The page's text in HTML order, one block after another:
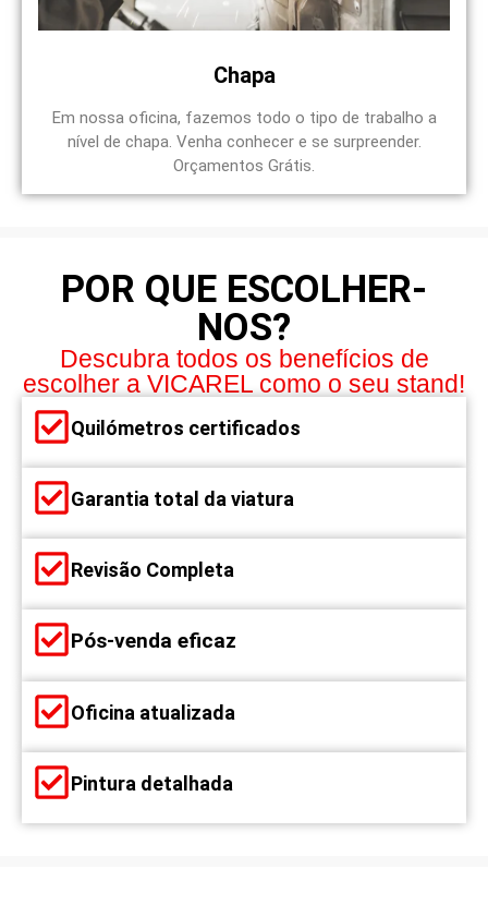
Chapa
Em nossa oficina, fazemos todo o tipo de trabalho a
nível de chapa. Venha conhecer e se surpreender.
Orçamentos Grátis.
POR QUE ESCOLHER-
NOS?
Descubra todos os benefícios de
escolher a VICAREL como o seu stand!
Quilómetros certificados
Garantia total da viatura
Revisão Completa
Pós-venda eficaz
Oficina atualizada
Pintura detalhada